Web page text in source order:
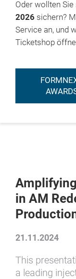
Oder wollten Sie
2026 sichern?
Service an, und
Ticketshop
in AM
21.11.2024
This
a leading